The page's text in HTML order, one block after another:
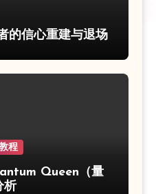
的信心重建与退场
程
Queen（量
析